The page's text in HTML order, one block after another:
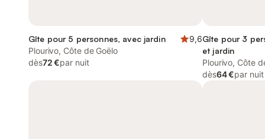
Gîte pour 5 personnes, avec jardin
9,6
Plourivo, Côte de Goëlo
dès72 €par nuit
Gîte pour 3
et jardin
Plourivo, Côte
dès64 €par nuit